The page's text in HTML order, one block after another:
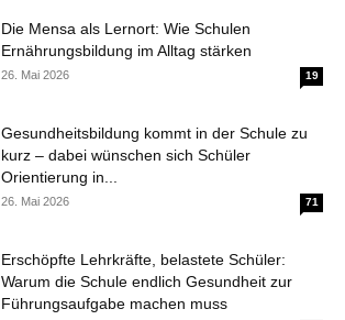
Die Mensa als Lernort: Wie Schulen
Ernährungsbildung im Alltag stärken
26. Mai 2026 19
Gesundheitsbildung kommt in der Schule zu
kurz – dabei wünschen sich Schüler
Orientierung in...
26. Mai 2026 71
Erschöpfte Lehrkräfte, belastete Schüler:
Warum die Schule endlich Gesundheit zur
Führungsaufgabe machen muss